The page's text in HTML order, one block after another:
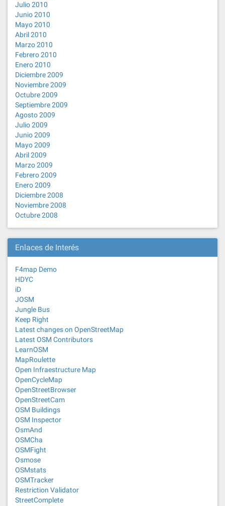
Julio 2010
Junio 2010
Mayo 2010
Abril 2010
Marzo 2010
Febrero 2010
Enero 2010
Diciembre 2009
Noviembre 2009
Octubre 2009
Septiembre 2009
Agosto 2009
Julio 2009
Junio 2009
Mayo 2009
Abril 2009
Marzo 2009
Febrero 2009
Enero 2009
Diciembre 2008
Noviembre 2008
Octubre 2008
Enlaces de Interés
F4map Demo
HDYC
iD
JOSM
Jungle Bus
Keep Right
Latest changes on OpenStreetMap
Latest OSM Contributors
LearnOSM
MapRoulette
Open Infraestructure Map
OpenCycleMap
OpenStreetBrowser
OpenStreetCam
OSM Buildings
OSM Inspector
OsmAnd
OSMCha
OSMFight
Osmose
OSMstats
OSMTracker
Restriction Validator
StreetComplete